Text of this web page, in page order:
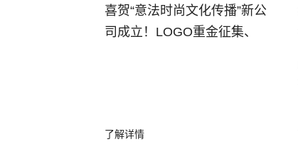
喜贺“意法时尚文化传播”新公
司成立！LOGO重金征集、
了解详情